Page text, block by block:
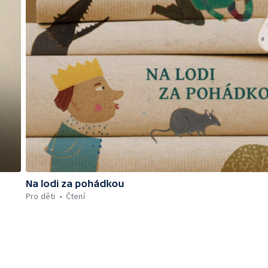
Na lodi za pohádkou
Pro děti
Čtení